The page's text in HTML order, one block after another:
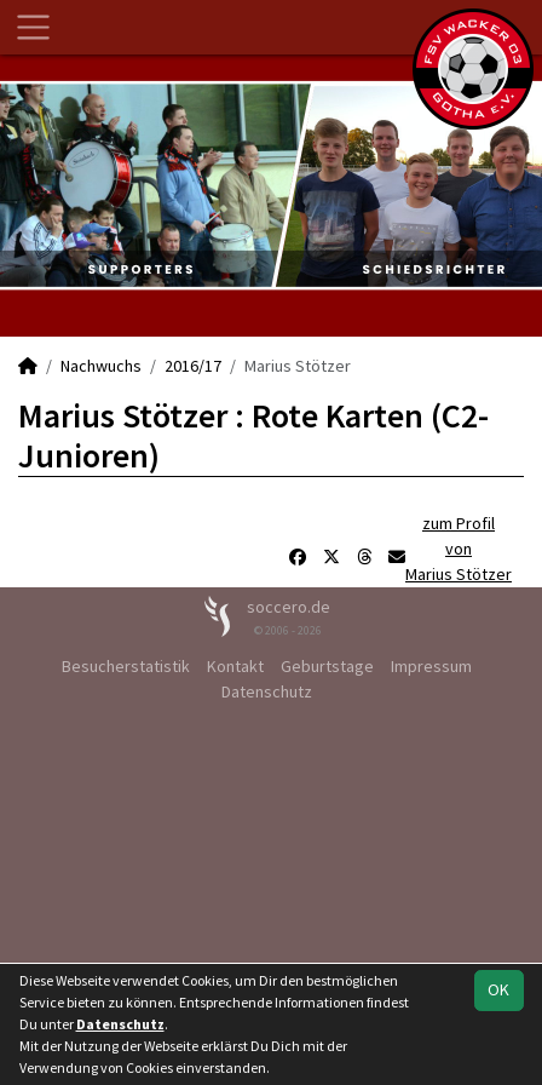
Nachwuchs 2016/17 Marius Stötzer
Marius Stötzer : Rote Karten (C2-
Junioren)
zum Profil
von
Marius Stötzer
soccero.de
© 2006 - 2026
Besucherstatistik Kontakt Geburtstage
Impressum
Datenschutz
OK
Diese Webseite verwendet Cookies, um Dir den bestmöglichen
Service bieten zu können. Entsprechende Informationen findest
Du unter Datenschutz.
Mit der Nutzung der Webseite erklärst Du Dich mit der
Verwendung von Cookies einverstanden.